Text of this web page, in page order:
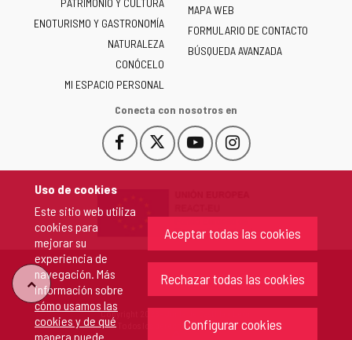
Uso de cookies
Este sitio web utiliza
cookies para
mejorar su
experiencia de
navegación. Más
información sobre
cómo usamos las
cookies y de qué
manera puede
Aceptar todas las cookies
Rechazar todas las cookies
Configurar cookies
de
Castilla
y
León
-
ENOTURISMO Y GASTRONOMÍA
NATURALEZA
CONÓCELO
MI ESPACIO PERSONAL
MAPA WEB
FORMULARIO DE CONTACTO
BÚSQUEDA AVANZADA
Conecta con nosotros en
Facebook
Este
enlace
en
nueva.
Este
enlace
una
ventana
nueva.
YouTube
Este
enlace
una
ventana
nueva.
Instagram
Este
enlace
una
ventana
nueva.
"Volver
arriba"
Copyright 2026 - Junta de Castilla y León
Todos los derechos reservados.